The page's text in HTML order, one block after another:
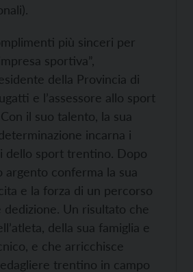
più sinceri per
sportiva”,
della Provincia di
e l’assessore allo sport
il suo talento, la sua
incarna i
dello sport trentino. Dopo
argento conferma la sua
e la forza di un percorso
Un risultato che
della sua famiglia e
e che arricchisce
trentino in campo